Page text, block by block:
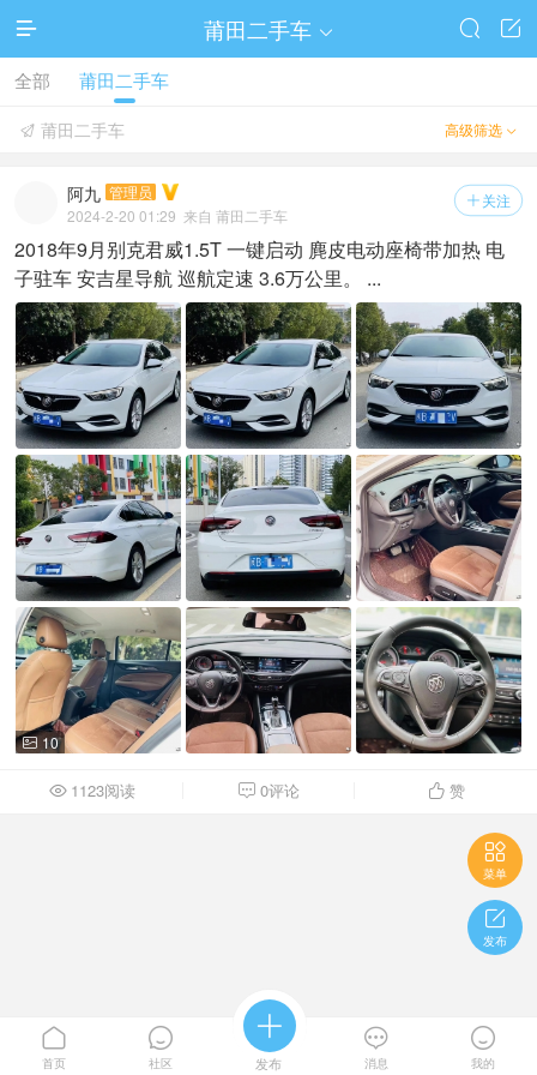
 莆田二手车  

全部 莆田二手车
高级筛选 
 莆田二手车
 关注
阿九 管理员
2024-2-20 01:29 来自 莆田二手车
2018年9月别克君威1.5T 一键启动 麂皮电动座椅带加热 电
子驻车 安吉星导航 巡航定速 3.6万公里。 ...
 10
 1123阅读  0评论  赞

菜单

发布

首页

社区

发布

消息

我的